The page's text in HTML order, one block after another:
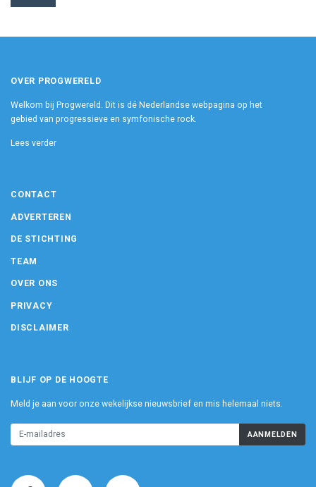
OVER PROGWERELD
Welkom bij Progwereld. Dit is dé Nederlandse webpagina op het
gebied van progressieve en symfonische rock.
Lees verder
CONTACT
ADVERTEREN
DE STICHTING
TEAM
OVER ONS
PRIVACY
DISCLAIMER
BLIJF OP DE HOOGTE
Meld je aan voor onze wekelijkse nieuwsbrief en mis helemaal niets.
AANMELDEN